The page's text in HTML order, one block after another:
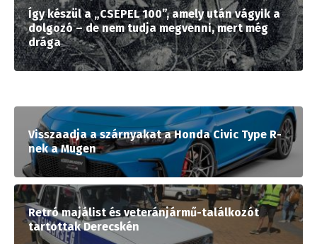
Így készül a „CSEPEL 100”, amely után vágyik a
dolgozó – de nem tudja megvenni, mert még
drága
Visszaadja a szárnyakat a Honda Civic Type R-
nek a Mugen
Retró majálist és veteránjármű-találkozót
tartottak Derecskén